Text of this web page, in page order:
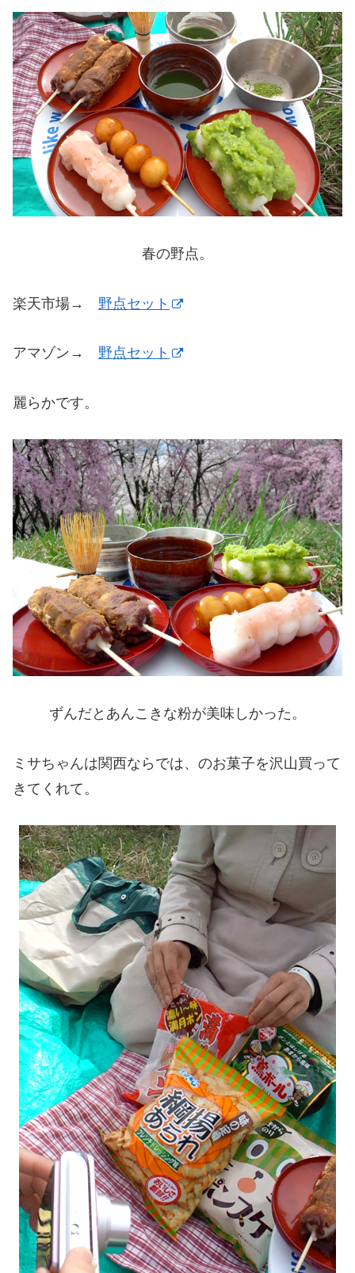
春の野点。
楽天市場→ 野点セット
アマゾン→ 野点セット
麗らかです。
ずんだとあんこきな粉が美味しかった。
ミサちゃんは関西ならでは、のお菓子を沢山買って
きてくれて。